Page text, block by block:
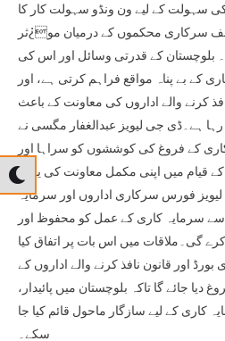
سہولت کے لیے ون ونڈو سہولت کار کا
سرکاری محکموں کے درمیان مو¿ثر
بلوچستان کے قدرتی وسائل اور اس کی
کے بے پناہ مواقع فراہم کرتی ہے، اور
کرنے والے اداروں کی معاونت کے باعث
رہا ہے۔ڈی جی لیویز عبدالغفار مگسی نے
کے فروغ کی کوششوں کو سراہا اور
قیام میں اپنی مکمل معاونت کی یقین
لیویز فورس سرکاری اداروں اور سرمایہ
سے سرمایہ کاری کے عمل کو محفوظ اور
کرے گی۔ملاقات میں اس بات پر اتفاق کیا
اور قانون نافذ کرنے والے اداروں کے
دیا جائے گا تاکہ بلوچستان میں پائیدار،
کے لیے سازگار ماحول قائم کیا جا
سکے۔